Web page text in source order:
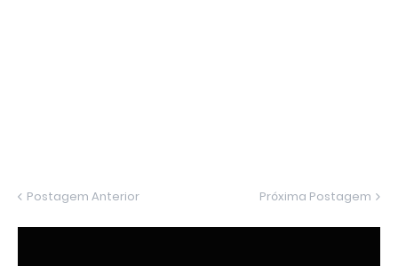
Postagem Anterior Próxima Postagem